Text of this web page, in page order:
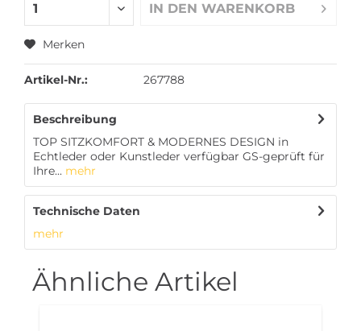
IN DEN WARENKORB
Merken
Artikel-Nr.: 267788
Beschreibung
TOP SITZKOMFORT & MODERNES DESIGN in
Echtleder oder Kunstleder verfügbar GS-geprüft für
Ihre... mehr
Technische Daten
mehr
Ähnliche Artikel